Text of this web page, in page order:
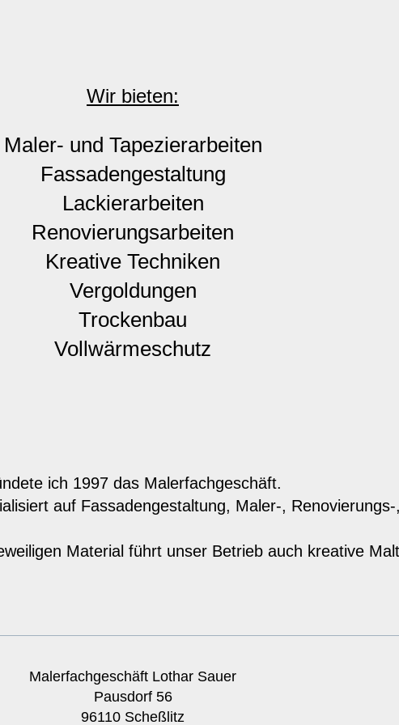
Wir bieten:
Maler- und Tapezierarbeiten
Fassadengestaltung
Lackierarbeiten
Renovierungsarbeiten
Kreative Techniken
Vergoldungen
Trockenbau
Vollwärmeschutz
ich 1997 das Malerfachgeschäft.
auf Fassadengestaltung, Maler-,
Material führt unser Betrieb auch kreative
Malerfachgeschäft Lothar Sauer
Pausdorf 56
96110 Scheßlitz